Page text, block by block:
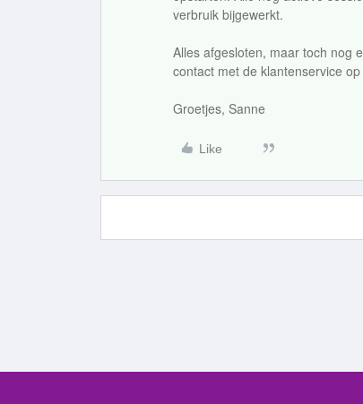
verbruik bijgewerkt.
Alles afgesloten, maar toch nog
contact met de klantenservice
Groetjes, Sanne
Like